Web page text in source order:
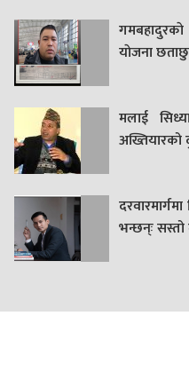
याेजना
मलाई
अख्तियारको
भन्छन्ः